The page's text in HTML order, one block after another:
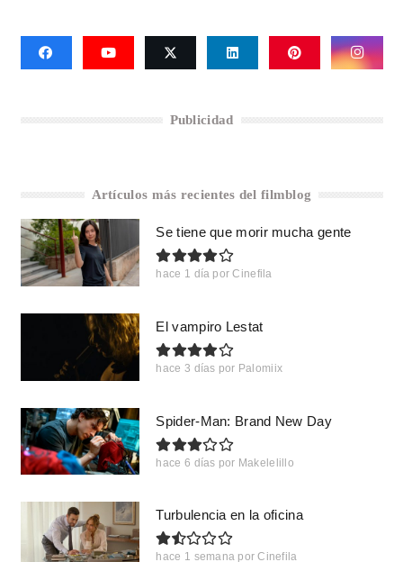
Publicidad
Artículos más recientes del filmblog
Se tiene que morir mucha gente
hace 1 día por Cinefila
El vampiro Lestat
hace 3 días por Palomiix
Spider-Man: Brand New Day
hace 6 días por Makelelillo
Turbulencia en la oficina
hace 1 semana por Cinefila